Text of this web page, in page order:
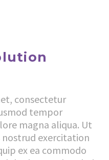
consectetur
tempor
magna aliqua. Ut
nostrud exercitation
ex ea commodo